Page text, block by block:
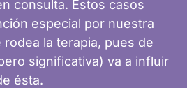
consulta. Estos casos
especial por nuestra
la terapia, pues de
significativa) va a influir
ésta.